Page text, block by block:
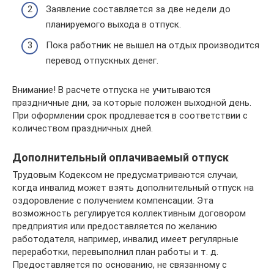
Заявление составляется за две недели до
планируемого выхода в отпуск.
Пока работник не вышел на отдых производится
перевод отпускных денег.
Внимание! В расчете отпуска не учитываются
праздничные дни, за которые положен выходной день.
При оформлении срок продлевается в соответствии с
количеством праздничных дней.
Дополнительный оплачиваемый отпуск
Трудовым Кодексом не предусматриваются случаи,
когда инвалид может взять дополнительный отпуск на
оздоровление с получением компенсации. Эта
возможность регулируется коллективным договором
предприятия или предоставляется по желанию
работодателя, например, инвалид имеет регулярные
переработки, перевыполнил план работы и т. д.
Предоставляется по основанию, не связанному с